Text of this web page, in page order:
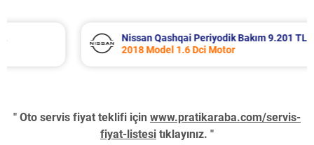
Nissan Qashqai Periyodik Bakım 9.201 TL
2018 Model 1.6 Dci Motor
" Oto servis fiyat teklifi için www.pratikaraba.com/servis-
fiyat-listesi tıklayınız. "